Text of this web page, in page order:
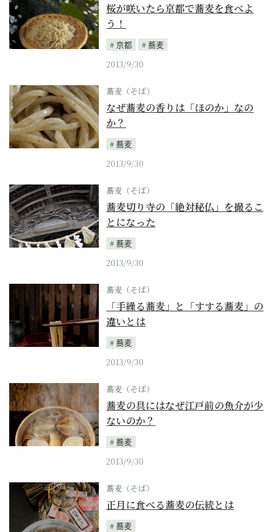
桜が咲いたら京都で蕎麦を食べよ
う！
京都
蕎麦
2013/9/30
蕎麦（そば）
なぜ蕎麦の香りは「ほのか」なの
か？
蕎麦
2013/9/30
蕎麦（そば）
蕎麦切り寺の「絶対秘仏」を撮るこ
とになった
蕎麦
2013/9/30
蕎麦（そば）
「手繰る蕎麦」と「すする蕎麦」の
違いとは
蕎麦
2013/9/30
蕎麦（そば）
蕎麦の具にはなぜ江戸前の魚介が少
ないのか？
蕎麦
2013/9/30
蕎麦（そば）
正月に食べる蕎麦の伝統とは
蕎麦